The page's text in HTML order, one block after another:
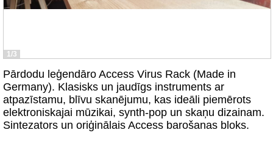
1/3
Pārdodu leģendāro Access Virus Rack (Made in
Germany). Klasisks un jaudīgs instruments ar
atpazīstamu, blīvu skanējumu, kas ideāli piemērots
elektroniskajai mūzikai, synth-pop un skaņu dizainam.
Sintezators un oriģinālais Access barošanas bloks.